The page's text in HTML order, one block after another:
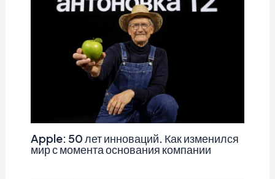
Apple: 50 лет инноваций. Как изменился
мир с момента основания компании